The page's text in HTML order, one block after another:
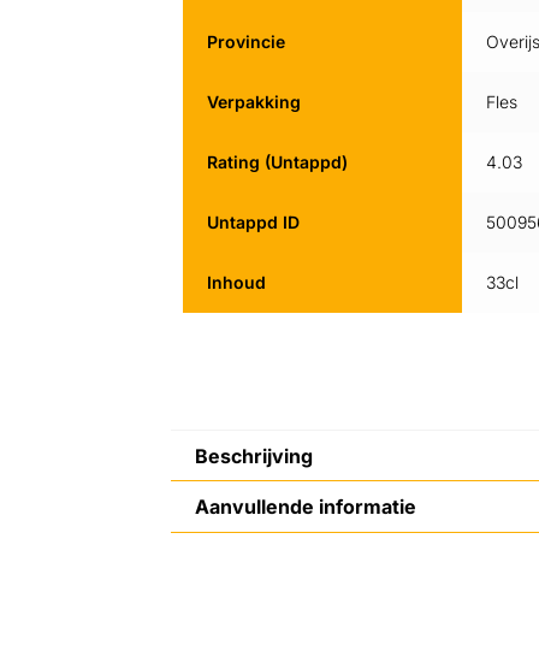
Provincie
Verpakking Fles
Rating (Untappd) 4.03
Untappd ID
Inhoud 33cl
Beschrijving
Aanvullende informatie